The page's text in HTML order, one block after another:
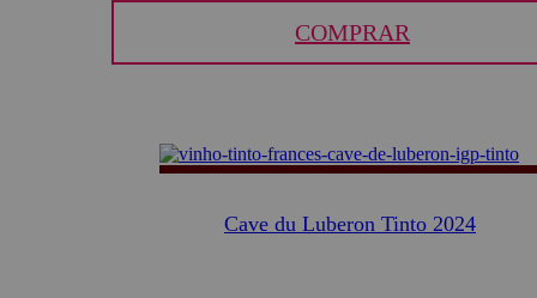
COMPRAR
Cave du Luberon Tinto 2024